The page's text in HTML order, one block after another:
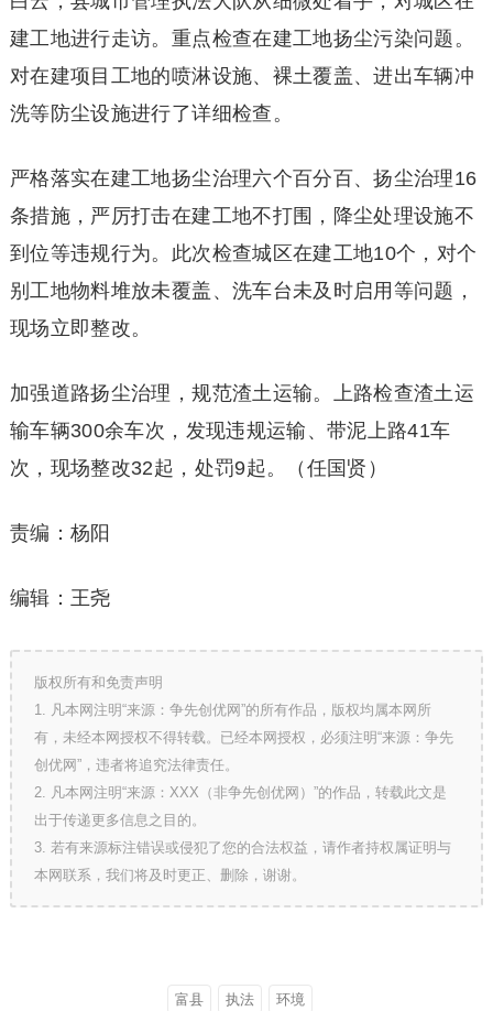
建工地进行走访。重点检查在建工地扬尘污染问题。
对在建项目工地的喷淋设施、裸土覆盖、进出车辆冲
洗等防尘设施进行了详细检查。
严格落实在建工地扬尘治理六个百分百、扬尘治理16
条措施，严厉打击在建工地不打围，降尘处理设施不
到位等违规行为。此次检查城区在建工地10个，对个
别工地物料堆放未覆盖、洗车台未及时启用等问题，
现场立即整改。
加强道路扬尘治理，规范渣土运输。上路检查渣土运
输车辆300余车次，发现违规运输、带泥上路41车
次，现场整改32起，处罚9起。（任国贤）
责编：杨阳
编辑：王尧
版权所有和免责声明
1. 凡本网注明“来源：争先创优网”的所有作品，版权均属本网所
有，未经本网授权不得转载。已经本网授权，必须注明“来源：争先
创优网”，违者将追究法律责任。
2. 凡本网注明“来源：XXX（非争先创优网）”的作品，转载此文是
出于传递更多信息之目的。
3. 若有来源标注错误或侵犯了您的合法权益，请作者持权属证明与
本网联系，我们将及时更正、删除，谢谢。
富县 执法 环境